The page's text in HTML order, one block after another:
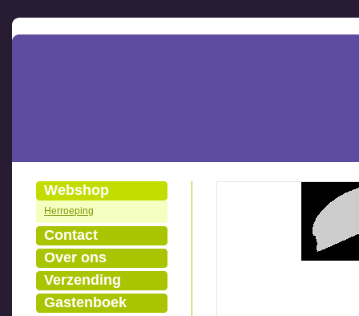
Webshop
Herroeping
Contact
Over ons
Verzending
Gastenboek